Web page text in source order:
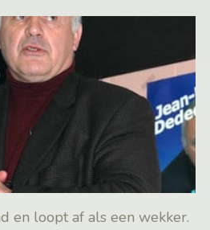
en loopt af als een wekker.